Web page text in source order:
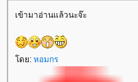
เข้ามาอ่านแล้วนะจ๊ะ
ดย: หอมกร